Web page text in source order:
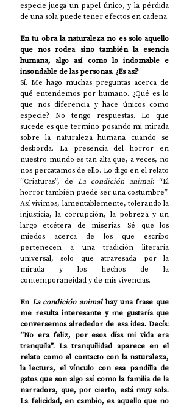
especie juega un papel único, y la pérdida
En tu obra la naturaleza no es solo aquello
que nos rodea sino también la esencia
humana, algo así como lo indomable e
insondable de las personas. ¿Es así?
Sí. Me hago muchas preguntas acerca de
qué entendemos por humano. ¿Qué es lo
que nos diferencia y hace únicos como
especie? No tengo respuestas. Lo que
sucede es que termino posando mi mirada
sobre la naturaleza humana cuando se
desborda. La presencia del horror en
nuestro mundo es tan alta que, a veces, no
nos percatamos de ello. Lo digo en el relato
“Criaturas”, de La condición animal: “El
horror también puede ser una costumbre”.
Así vivimos, lamentablemente, tolerando la
injusticia, la corrupción, la pobreza y un
largo etcétera de miserias. Sé que los
miedos acerca de los que escribo
pertenecen a una tradición literaria
universal, solo que atravesada por la
mirada y los hechos de la
contemporaneidad y de mis vivencias.
En La condición animal hay una frase que
me resulta interesante y me gustaría que
conversemos alrededor de esa idea. Decís:
“No era feliz, por esos días mi vida era
tranquila”. La tranquilidad aparece en el
relato como el contacto con la naturaleza,
la lectura, el vínculo con esa pandilla de
gatos que son algo así como la familia de la
narradora, que, por cierto, está muy sola.
La felicidad, en cambio, es aquello que no